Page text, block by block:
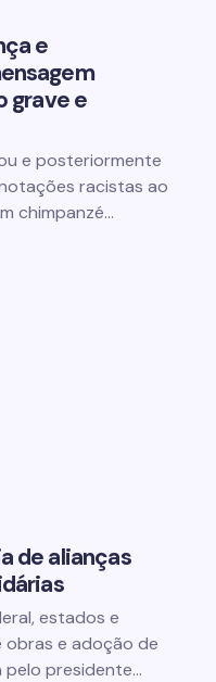
e
grave e
e posteriormente
racistas ao
chimpanzé…
de alianças
estados e
obras e adoção de
pelo presidente…